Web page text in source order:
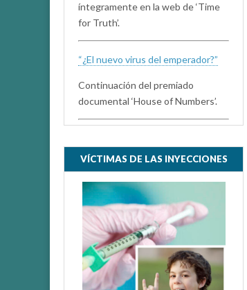
íntegramente en la web de ‘Time
for Truth’.
“¿El nuevo virus del emperador?”
Continuación del premiado
documental ‘House of Numbers’.
VÍCTIMAS DE LAS INYECCIONES